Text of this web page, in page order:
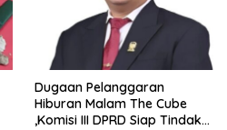
Dugaan Pelanggaran
Hiburan Malam The Cube
,Komisi III DPRD Siap Tindak